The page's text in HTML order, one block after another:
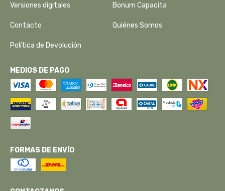
Versiones digitales Bonum Capacita
Contacto Quiénes Somos
Política de Devolución
MEDIOS DE PAGO
FORMAS DE ENVÍO